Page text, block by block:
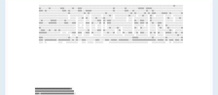
    ░░░░░░░░░░░░░░░░░░░░░░░░░░░░░░░░░░░░░░░░░░░░░░░░░░░░░░░░░░░░░░░░░░░░░░░░░░░░░░░░░░░░░░░░░░░░░░░░░░░░░░░░░░░░░░░░░░░░░░░░░░░░░░░░░░░░░░░░░░▒▒░░░░░░░░
    ▒▒░░░░░░░░▒▒░░░░░░░░░░▒▒▒▒░░░░░░░░▒▒░░░░▒▒▒▒░░░░░░░░░░░░░░░░░░░░░░░░░░░░░░░░▒▒░░░░░░░░░░▒▒░░░░░░░░░░░░▒▒▒▒▒▒░░▒▒▒▒▒▒░░░░░░░░░░░░░░░░░░░░░░░░░░░░░░░░
    ▒▒▒▒░░▒▒░░░░░░░░░░░░░░░░▒▒▒▒░░▒▒░░░░░░░░▒▒▒▒░░░░▒▒▒▒▒▒░░░░░░░░░░░░░░░░░░░░░░▒▒░░░░░░░░░░▒▒▒▒░░░░▒▒░░░░░░░░░░░░▒▒░░░░▒▒░░░░░░░░░░░░░░░░░░░░░░░░░░░░░░
    ░░░░░░░░░░░░░░░░░░░░░░░░░░░░░░▒▒░░░░░░░░░░░░░░▒▒░░▒▒░░░░░░░░░░░░░░░░▒▒░░░░░░░░░░░░░░░░░░░░░░░░▒▒░░▒▒░░░░░░░░▒▒░░▒▒░░▒▒▒▒░░░░░░▒▒▒▒▒▒░░▒▒░░░░░░░░░░▒▒
    ░░░░░░░░░░░░░░░░░░░░░░░░░░░░░░  ░░░░░░░░░░░░░░  ░░░░  ░░░░░░░░░░  ░░░░░░▒▒░░  ░░░░░░░░░░░░░░▒▒░░░░░░  ░░░░▒▒░░░░  ▒▒░░  ░░░░░░░░  ░░░░░░  ░░░░░░░░░░
    ░░░░░░░░░░░░░░░░░░░░░░░░░░░░░░  ░░░░░░  ░░░░▒▒  ▒▒░░  ░░░░▒▒░░░░░░▒▒░░░░░░░░  ░░░░░░░░░░░░  ░░░░  ░░░░░░░░░░░░░░  ▒▒░░░░░░░░░░░░  ░░▒▒░░░░  ░░░░▒▒░░
    ░░▒▒░░░░░░░░▒▒▒▒▒▒░░░░░░░░▒▒░░░░░░░░░░  ░░░░░░  ░░░░  ░░░░░░▒▒▒▒  ▒▒░░▒▒▒▒░░░░░░░░░░░░░░░░  ░░░░  ▒▒░░░░▒▒▒▒░░░░  ▒▒░░░░░░░░░░░░  ░░░░░░░░  ░░░░░░░░
    ▒▒▒▒░░░░░░▒▒▒▒▒▒▒▒░░░░░░░░▒▒▒▒░░░░▒▒▒▒  ░░░░░░  ▒▒▒▒  ▒▒░░░░░░▒▒  ▒▒  ▒▒▒▒░░░░░░░░░░░░░░░░░░░░░░  ▒▒▒▒░░▒▒▒▒░░▒▒  ░░▒▒░░░░▒▒▒▒░░  ░░░░░░░░░░░░░░░░░░
    ░░░░░░░░░░░░░░░░░░░░░░░░░░░░░░░░░░░░░░  ░░  ░░  ░░░░  ░░░░  ░░░░  ░░  ░░░░░░░░░░░░░░░░░░░░░░░░░░  ░░░░░░░░░░  ░░  ░░░░░░  ▒▒░░░░  ▒▒░░░░░░░░░░░░░░░░
    ▒▒░░░░░░░░░░░░░░░░░░░░░░░░░░░░░░░░░░░░  ░░░░░░  ░░░░  ░░░░  ░░░░  ░░  ░░▒▒░░░░░░▒▒░░  ░░░░░░░░░░  ▒▒░░  ▒▒░░░░░░  ░░░░░░  ░░▒▒░░  ░░▒▒░░░░░░░░░░░░▒▒
    ░░▒▒▒▒░░░░▒▒░░░░▒▒░░▒▒░░░░░░░░░░░░░░░░  ░░░░░░░░░░▒▒  ░░░░░░▒▒▒▒  ▒▒░░░░░░░░░░  ░░▒▒  ░░░░░░░░░░  ░░░░░░░░░░░░░░  ░░░░░░  ░░░░░░░░░░░░▒▒░░  ░░░░░░░░
    ▒▒▒▒▒▒▒▒░░░░░░░░░░░░░░  ░░░░  ░░░░▒▒▒▒  ▒▒▒▒  ░░▒▒▒▒  ▒▒░░░░░░░░  ░░░░▒▒░░░░▒▒  ░░░░  ▒▒░░░░▒▒▒▒  ░░▒▒  ▒▒▒▒░░░░  ▒▒░░▒▒  ▒▒░░░░  ▒▒▒▒▒▒░░░░▒▒░░░░▒▒
    ░░░░░░░░░░░░░░░░░░░░░░░░░░░░░░░░  ░░░░  ░░░░  ░░░░░░    ░░░░░░░░  ░░░░░░░░░░░░░░░░░░░░  ░░░░░░░░░░  ░░░░░░░░░░░░  ░░░░░░  ░░░░░░  ░░░░░░░░░░░░▒▒░░░░
    ▒▒▒▒░░░░░░░░░░░░░░░░░░░░░░░░░░▒▒░░░░░░▒▒░░░░░░░░░░░░░░░░░░░░░░░░░░░░░░░░░░░░░░░░░░░░░░░░░░░░░░░░▒▒▒▒▒▒░░░░░░░░░░░░░░▒▒░░░░░░░░░░░░▒▒░░░░░░░░░░░░░░▒▒
    ▒▒▒▒░░▒▒▒▒▒▒▒▒▒▒▒▒░░▒▒▒▒▒▒▒▒▒▒▒▒░░▒▒░░▒▒░░░░▒▒▒▒░░░░░░░░░░▒▒▒▒░░░░░░▒▒▒▒░░▒▒▒▒▒▒░░▒▒▒▒▒▒▒▒▒▒░░░░▒▒▒▒▒▒▒▒▒▒▒▒▒▒▒▒▒▒▒▒▒▒▒▒░░▒▒▒▒▒▒░░▒▒░░▒▒▒▒░░▒▒▒▒░░▒▒
    ░░░░  ░░            ░░░░    ░░░░░░░░░░░░    ░░░░  ░░░░░░  ░░░░░░░░      ░░░░░░░░░░░░░░░░░░░░░░░░░░░░░░░░░░░░░░░░    ░░░░░░░░░░░░░░    ░░  ░░░░░░░░░░
████████████████████████████████████▓▓
▓▓▓▓▓▓▓▓▓▓▓▓▓▓▓▓▓▓▓▓▓▓▓▓▓▓▓▓▓▓▓▓▓▓▓▓▓▓▓▓
▓▓▓▓▒▒▓▓▓▓▓▓▓▓▓▓▓▓▓▓▓▓▓▓▓▓▓▓▓▓▓▓▓▓▓▓▓▓▓▓░░